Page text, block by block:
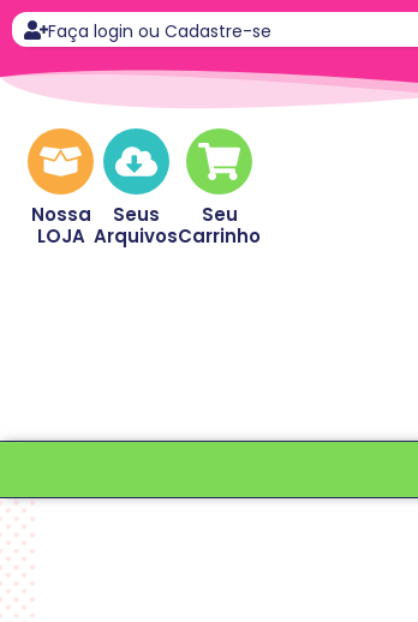
Faça login ou Cadastre-se
Nossa
LOJA
Seus
Arquivos
Seu
Carrinho